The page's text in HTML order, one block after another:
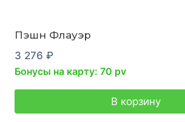
Пэшн Флауэр
3 276 ₽
Бонусы на карту: 70 pv
В корзину